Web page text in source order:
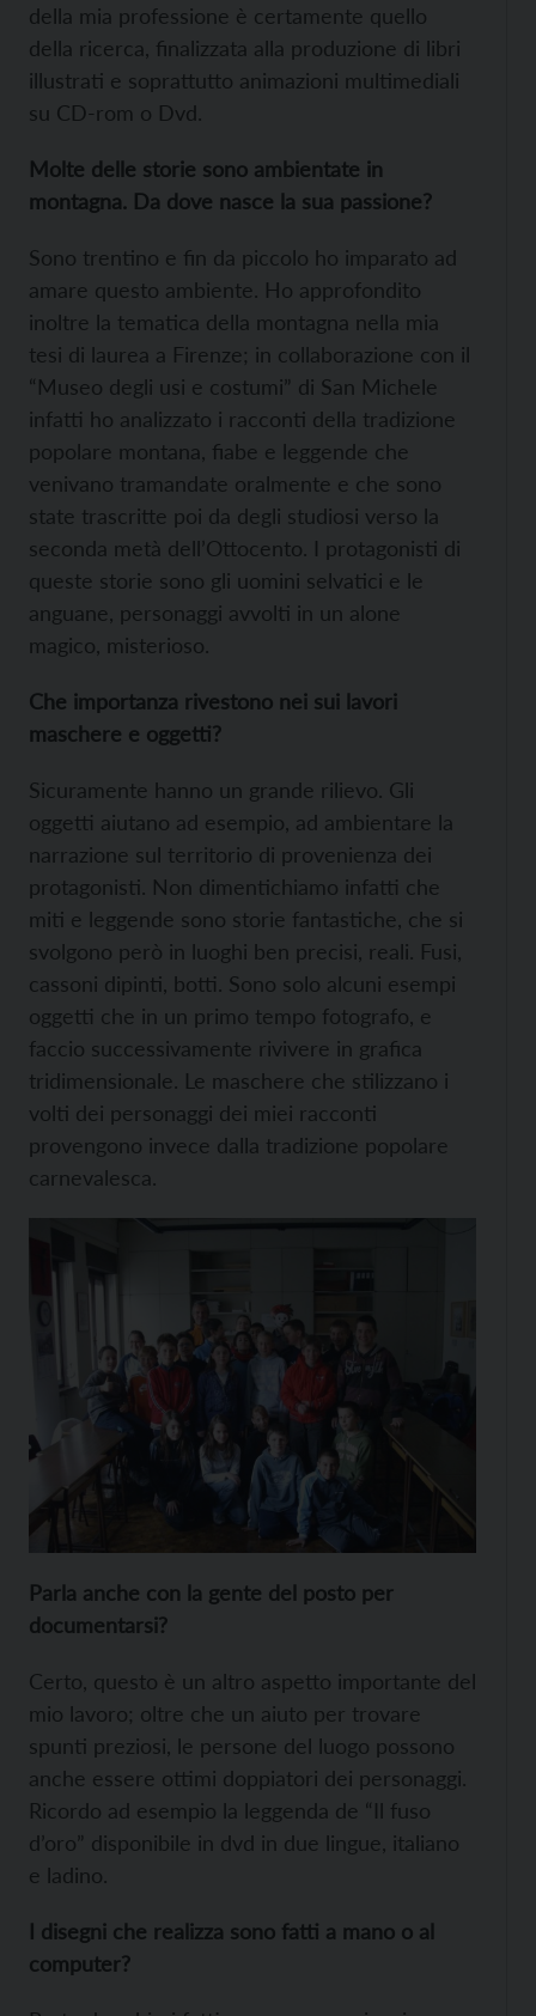
della mia professione è certamente quello
della ricerca, finalizzata alla produzione di libri
illustrati e soprattutto animazioni multimediali
su CD-rom o Dvd.
Molte delle storie sono ambientate in
montagna. Da dove nasce la sua passione?
Sono trentino e fin da piccolo ho imparato ad
amare questo ambiente. Ho approfondito
inoltre la tematica della montagna nella mia
tesi di laurea a Firenze; in collaborazione con il
“Museo degli usi e costumi” di San Michele
infatti ho analizzato i racconti della tradizione
popolare montana, fiabe e leggende che
venivano tramandate oralmente e che sono
state trascritte poi da degli studiosi verso la
seconda metà dell’Ottocento. I protagonisti di
queste storie sono gli uomini selvatici e le
anguane, personaggi avvolti in un alone
magico, misterioso.
Che importanza rivestono nei sui lavori
maschere e oggetti?
Sicuramente hanno un grande rilievo. Gli
oggetti aiutano ad esempio, ad ambientare la
narrazione sul territorio di provenienza dei
protagonisti. Non dimentichiamo infatti che
miti e leggende sono storie fantastiche, che si
svolgono però in luoghi ben precisi, reali. Fusi,
cassoni dipinti, botti. Sono solo alcuni esempi
oggetti che in un primo tempo fotografo, e
faccio successivamente rivivere in grafica
tridimensionale. Le maschere che stilizzano i
volti dei personaggi dei miei racconti
provengono invece dalla tradizione popolare
carnevalesca.
Parla anche con la gente del posto per
documentarsi?
Certo, questo è un altro aspetto importante del
mio lavoro; oltre che un aiuto per trovare
spunti preziosi, le persone del luogo possono
anche essere ottimi doppiatori dei personaggi.
Ricordo ad esempio la leggenda de “Il fuso
d’oro” disponibile in dvd in due lingue, italiano
e ladino.
I disegni che realizza sono fatti a mano o al
computer?